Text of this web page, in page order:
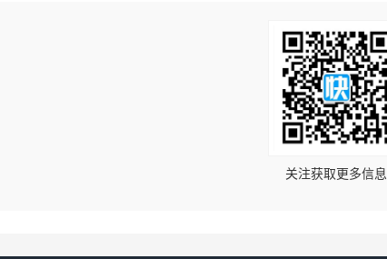
关注获取更多信息